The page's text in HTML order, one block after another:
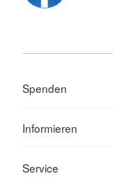
Spenden
Informieren
Service